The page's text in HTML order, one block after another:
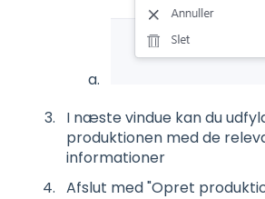
I næste vindue kan du
produktionen med de
informationer
Afslut med "Opret